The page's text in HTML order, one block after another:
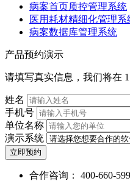
病案首页质控管理系统
医用耗材精细化管理系
病案数据库管理系统
产品预约演示
请填写真实信息，我们将在
姓名
手机号
单位名称
演示系统
立即预约
合作咨询： 400-660-